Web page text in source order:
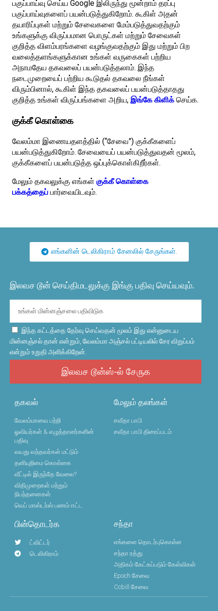
பகுப்பாய்வு செய்ய Google இலிருந்து மூன்றாம் தரப்பு
பகுப்பாய்வுகளைப் பயன்படுத்துகிறோம். கூகிள் அதன்
தயாரிப்புகள் மற்றும் சேவைகளை மேம்படுத்துவதற்கும்
உங்களுக்கு விருப்பமான பொருட்கள் மற்றும் சேவைகள்
குறித்த விளம்பரங்களை வழங்குவதற்கும் இது மற்றும் பிற
வலைத்தளங்களுக்கான உங்கள் வருகைகள் பற்றிய
அநாமதேய தகவலைப் பயன்படுத்தலாம். இந்த
நடைமுறையைப் பற்றிய கூடுதல் தகவலை நீங்கள்
விரும்பினால், கூகிள் இந்த தகவலைப் பயன்படுத்தாதது
குறித்த உங்கள் விருப்பங்களை அறிய, இங்கே கிளிக் செய்க.
குக்கீ கொள்கை
வேலம்மா இணையதளத்தில் (“சேவை”) குக்கீகளைப்
பயன்படுத்துகிறோம். சேவையைப் பயன்படுத்துவதன் மூலம்,
குக்கீகளைப் பயன்படுத்த ஒப்புக்கொள்கிறீர்கள்.
மேலும் தகவலுக்கு எங்கள் குக்கீ கொள்கை
பக்கத்தைப் பார்வையிடவும்.
எங்களின் டெலிகிராம் சேனலில் சேருங்கள்.
இலவச டூன் செய்திமடலுக்கு இங்கு பதிவு செய்யவும்.
இந்த கட்டத்தை தேர்வு செய்வதன் மூலம் இது என்னுடைய
மின்னஞ்சல் தான் என்றும், வேலம்மா அஞ்சல் பட்டியலில் சேர விறுப்பம்
என்றும் உறுதி அளிக்கிறேன்.
இலவச டூன்ஸ்-ல் சேருக
தகவல்
வேலம்மாவை பற்றி
ஓவியர்கள் & எழுத்தாளர்களின்
பதிவு
வயது வந்தவர்கள் மட்டும்
தனியுறிமை கொள்கை
வீட்டில் இருந்தே வேலை?
விதிமுறைகள் மற்றும்
நிபந்தனைகள்
வெப் மாஸ்டர்ஸ் பணம் ஈட்ட
மேலும் தலங்கள்
சவீதா பாபி
சவீதா பாபி திரைப்படம்
பின்தொடர்க
ட்விட்டர்
டெலிகிராம்
சந்தா
எங்களை தொடர்புகொள்ள
சந்தா ரத்து
அதிகம் கேட்கப்படும் கேள்விகள்
Epoch சேவை
Ccbill சேவை